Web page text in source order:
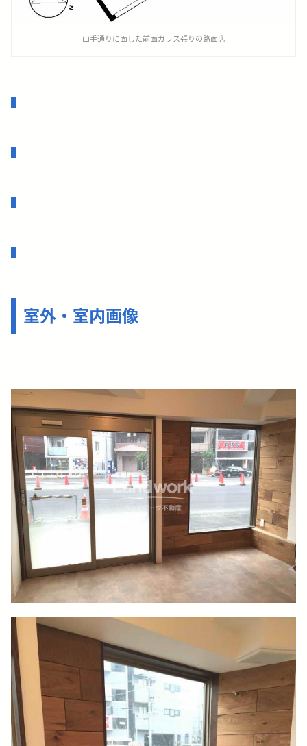
山手通りに面した前面ガラス張りの路面店
室外・室内画像